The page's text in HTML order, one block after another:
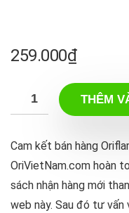
259.000₫
THÊM
Cam kết bán hàng
OriVietNam.com hoàn
sách nhận hàng mới
web này. Sau đó tư vấn